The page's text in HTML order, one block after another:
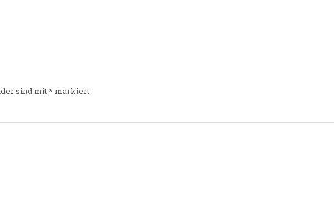
sind mit* markiert